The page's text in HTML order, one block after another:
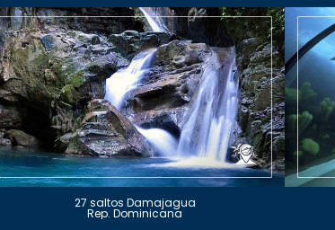
27 saltos Damajagua
Rep. Dominicana